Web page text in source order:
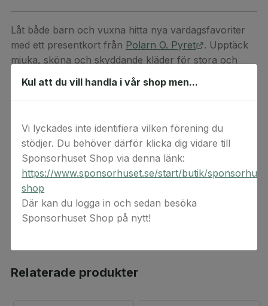
Låt både barn och vuxna hitta nya vardagsfavoriter
med ett presentkort från Polarn O. Pyret
. Upptäck
mjuka, sköna och skyddande kläder för stora och
små, alla tillverkade i noga utvalda material och gjorda
Pyrets sortiment, även rabatterade produkter.
Detta är en digital produkt. Digital(a) värdekod(er)
levereras via e-post. Observera att ångerrätten inte
gäller för beställningar av digital(a) värdekod(er) då
koderna anses förbrukade vid köptillfället.
Relaterade produkter
Kul att du vill handla i vår shop men...
Vi lyckades inte identifiera vilken förening du
stödjer. Du behöver därför klicka dig vidare till
Sponsorhuset Shop via denna länk:
https://www.sponsorhuset.se/start/butik/
shop
Där kan du logga in och sedan besöka
Sponsorhuset Shop på nytt!